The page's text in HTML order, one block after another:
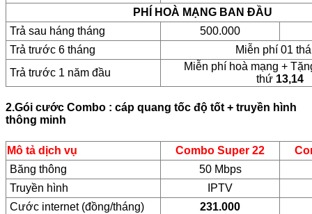
PHÍ HOÀ MẠNG BAN ĐẦU
Trả sau háng tháng
500.000
Trả trước 6 tháng
Miễn phí 01
Trả trước 1 năm đầu
Miễn phí hoà mạng +
thứ 13,14
2.Gói cước Combo : cáp quang tốc độ tốt + truyền hình
thông minh
Mô tả dịch vụ Combo Super 22
Băng thông
50 Mbps
Truyền hình
IPTV
Cước internet (đồng/tháng)
231.000